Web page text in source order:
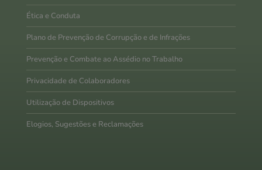
Ética e Conduta
Plano de Prevenção de Corrupção e de Infrações
Prevenção e Combate ao Assédio no Trabalho
Privacidade de Colaboradores
Utilização de Dispositivos
Elogios, Sugestões e Reclamações